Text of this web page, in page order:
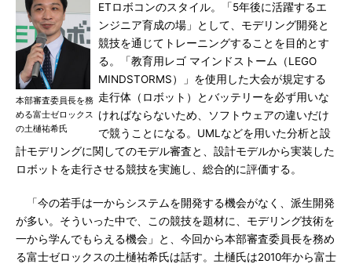
本部審査委員長を務
める富士ゼロックス
の土樋祐希氏
ETロボコンのスタイル。「5年後に活躍するエ
ンジニア育成の場」として、モデリング開発と
競技を通じてトレーニングすることを目的とす
る。「教育用レゴ マインドストーム（LEGO
MINDSTORMS）」を使用した大会が規定する
走行体（ロボット）とバッテリーを必ず用いな
ければならないため、ソフトウェアの違いだけ
で競うことになる。UMLなどを用いた分析と設
計モデリングに関してのモデル審査と、設計モデルから実装した
ロボットを走行させる競技を実施し、総合的に評価する。
「今の若手は一からシステムを開発する機会がなく、派生開発
が多い。そういった中で、この競技を題材に、モデリング技術を
一から学んでもらえる機会」と、今回から本部審査委員長を務め
る富士ゼロックスの土樋祐希氏は話す。土樋氏は2010年から富士